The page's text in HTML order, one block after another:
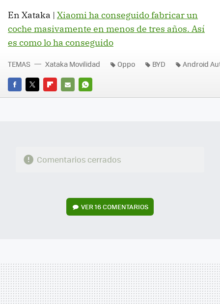
En Xataka | Xiaomi ha conseguido fabricar un
coche masivamente en menos de tres años. Así
es como lo ha conseguido
FACEBOOK
TWITTERFLIPBOARD
E-
WHATSAPP
TEMAS Xataka Movilidad Oppo BYD Android
Comentarios cerrados
VER16 COMENTARIOS